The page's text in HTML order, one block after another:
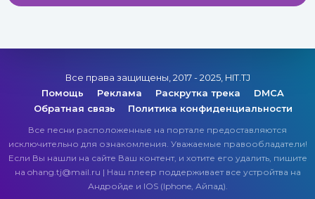
Все права защищены, 2017 - 2025, HIT.TJ
Помощь
Реклама Раскрутка трека
DMCA
Обратная связь
Политика конфиденциальности
Все песни расположенные на портале предоставляются
исключительно для ознакомления. Уважаемые правообладатели!
Если Вы нашли на сайте Ваш контент, и хотите его удалить, пишите
на ohang.tj@mail.ru | Наш плеер поддерживает все устройтва на
Андройде и IOS (Iphone, Айпад).